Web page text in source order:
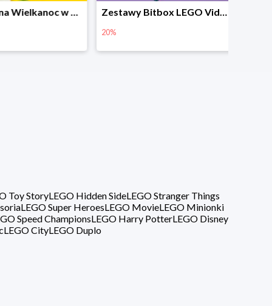
Prezenty na Wielkanoc w Planecie Klocków od 16,99 zł Zestawy Bitbox LEGO Vidiyo w Planecie Klocków -20%
20%
Toy StoryLEGO Hidden SideLEGO Stranger Things
LEGO Super HeroesLEGO MovieLEGO Minionki
Speed ChampionsLEGO Harry PotterLEGO Disney
LEGO CityLEGO Duplo